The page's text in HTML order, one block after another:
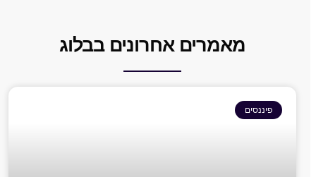
מאמרים אחרונים בבלוג
פיננסים